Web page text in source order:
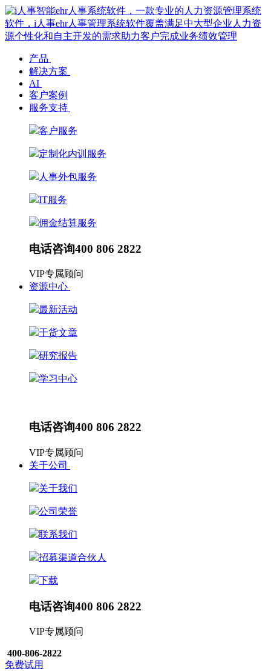
产品
解决方案
AI
客户案例
服务支持
客户服务
定制化内训服务
人事外包服务
IT服务
佣金结算服务
电话咨询400 806 2822
VIP专属顾问
资源中心
最新活动
干货文章
研究报告
学习中心
电话咨询400 806 2822
VIP专属顾问
关于公司
关于我们
公司荣誉
联系我们
招募渠道合伙人
下载
电话咨询400 806 2822
VIP专属顾问
400-806-2822
免费试用